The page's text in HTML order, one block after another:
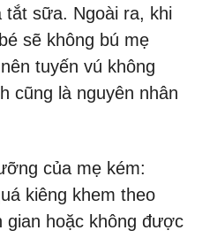
sữa. Ngoài ra, khi
sẽ không bú mẹ
tuyến vú không
cũng là nguyên nhân
của mẹ kém:
kiêng khem theo
gian hoặc không được